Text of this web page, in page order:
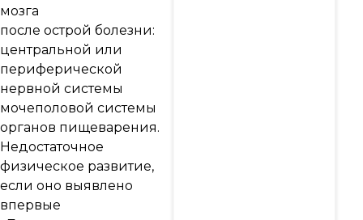
мозга
после острой болезни:
центральной или
периферической
нервной системы
мочеполовой системы
органов пищеварения.
Недостаточное
физическое развитие,
если оно выявлено
впервые